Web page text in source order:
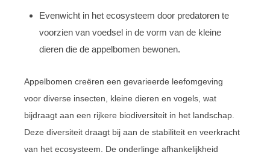
Evenwicht in het ecosysteem door predatoren te
voorzien van voedsel in de vorm van de kleine
dieren die de appelbomen bewonen.
Appelbomen creëren een gevarieerde leefomgeving
voor diverse insecten, kleine dieren en vogels, wat
bijdraagt aan een rijkere biodiversiteit in het landschap.
Deze diversiteit draagt bij aan de stabiliteit en veerkracht
van het ecosysteem. De onderlinge afhankelijkheid